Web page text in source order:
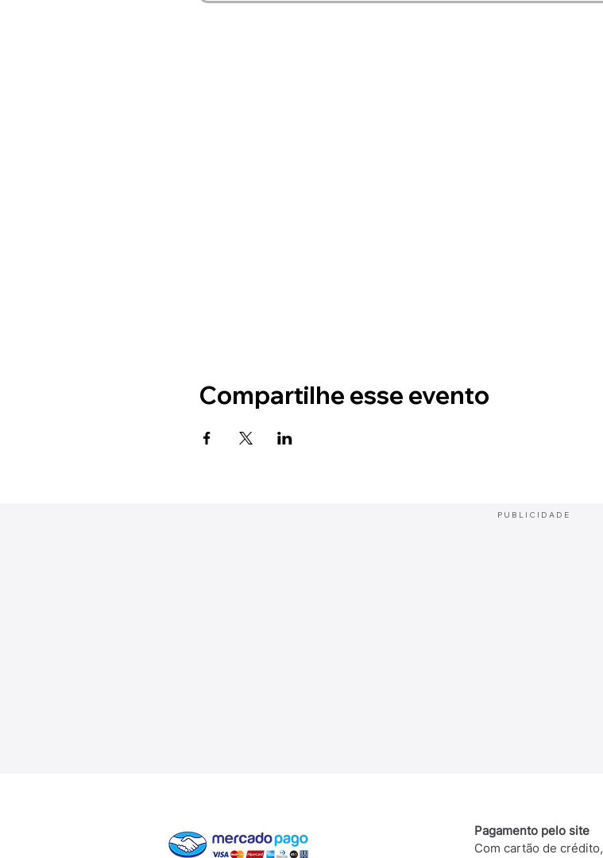
Compartilhe esse evento
PUBLICIDADE
Pagamento pelo site
Com cartão de crédito,